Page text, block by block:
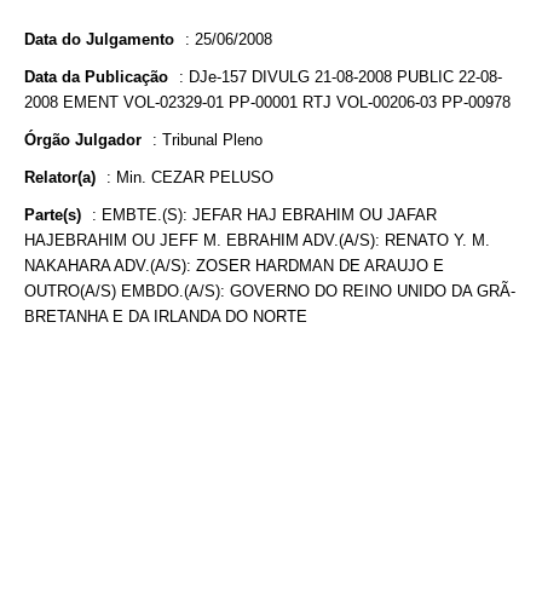
Data do Julgamento : 25/06/2008
Data da Publicação : DJe-157 DIVULG 21-08-2008 PUBLIC 22-08-
2008 EMENT VOL-02329-01 PP-00001 RTJ VOL-00206-03 PP-00978
Órgão Julgador : Tribunal Pleno
Relator(a) : Min. CEZAR PELUSO
Parte(s) : EMBTE.(S): JEFAR HAJ EBRAHIM OU JAFAR
HAJEBRAHIM OU JEFF M. EBRAHIM ADV.(A/S): RENATO Y. M.
NAKAHARA ADV.(A/S): ZOSER HARDMAN DE ARAUJO E
OUTRO(A/S) EMBDO.(A/S): GOVERNO DO REINO UNIDO DA GRÃ-
BRETANHA E DA IRLANDA DO NORTE